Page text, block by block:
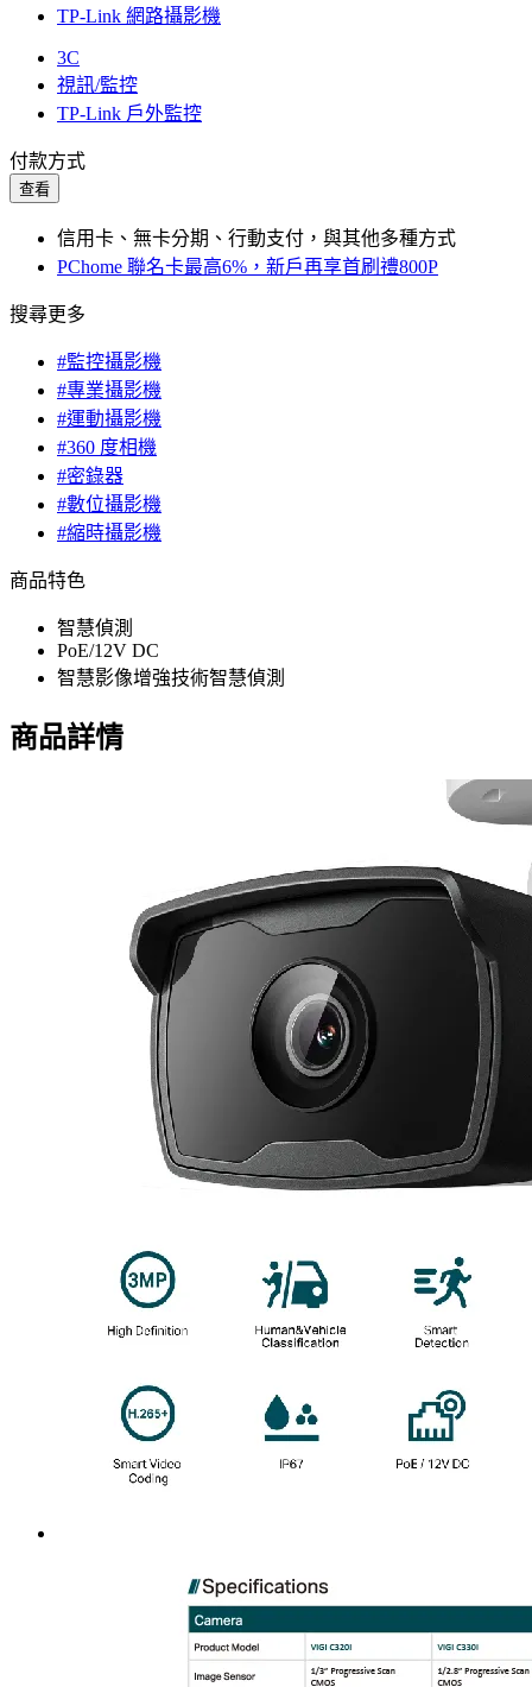
TP-Link 網路攝影機
3C
視訊/監控
TP-Link 戶外監控
付款方式
查看
信用卡、無卡分期、行動支付，與其他多種方式
PChome 聯名卡最高6%，新戶再享首刷禮800P
搜尋更多
#監控攝影機
#專業攝影機
#運動攝影機
#360 度相機
#密錄器
#數位攝影機
#縮時攝影機
商品特色
智慧偵測
PoE/12V DC
智慧影像增強技術智慧偵測
商品詳情